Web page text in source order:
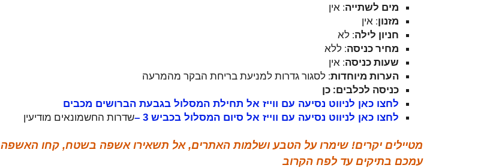
מים לשתייה: אין
מזנון: אין
חניון לילה: לא
מחיר כניסה: ללא
שעות כניסה: אין
הערות מיוחדות: לסגור גדרות למניעת בריחת הבקר מהמרעה
כניסה לכלבים: כן
לחצו כאן לניווט נסיעה עם ווייז אל תחילת המסלול בגבעת הברושים מכבים
לחצו כאן לניווט נסיעה עם ווייז אל סיום המסלול בכביש 3 –
שדרות החשמונאים מודיעין
מטיילים יקרים! שימרו על הטבע ושלמות האתרים, אל תשאירו אשפה בשטח, קחו האשפה
עמכם בתיקים עד לפח הקרוב